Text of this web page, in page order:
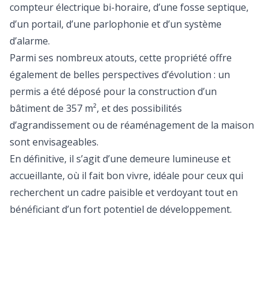
compteur électrique bi-horaire, d’une fosse septique,
d’un portail, d’une parlophonie et d’un système
d’alarme.
Parmi ses nombreux atouts, cette propriété offre
également de belles perspectives d’évolution : un
permis a été déposé pour la construction d’un
bâtiment de 357 m², et des possibilités
d’agrandissement ou de réaménagement de la maison
sont envisageables.
En définitive, il s’agit d’une demeure lumineuse et
accueillante, où il fait bon vivre, idéale pour ceux qui
recherchent un cadre paisible et verdoyant tout en
bénéficiant d’un fort potentiel de développement.